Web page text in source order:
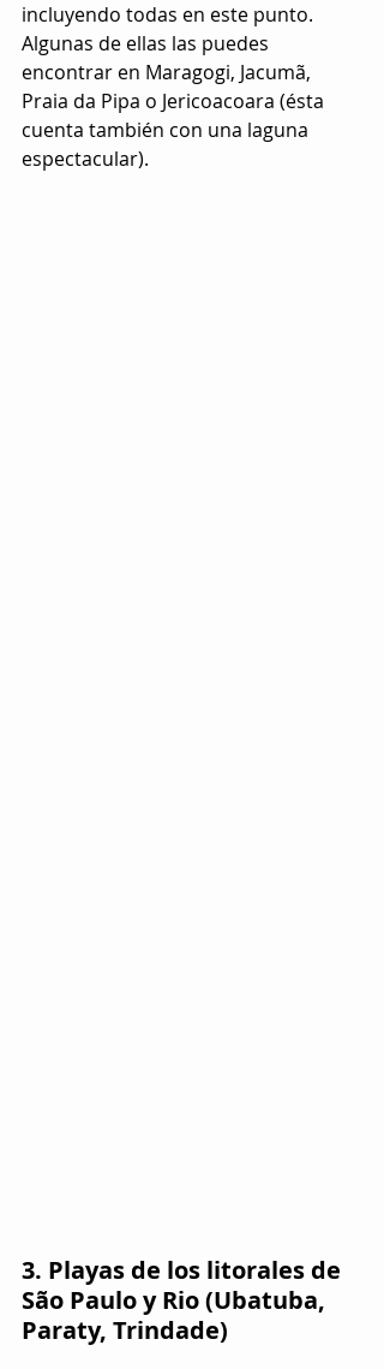
incluyendo todas en este punto.
Algunas de ellas las puedes
encontrar en Maragogi, Jacumã,
Praia da Pipa o Jericoacoara (ésta
cuenta también con una laguna
espectacular).
3. Playas de los litorales de
São Paulo y Rio (Ubatuba,
Paraty, Trindade)